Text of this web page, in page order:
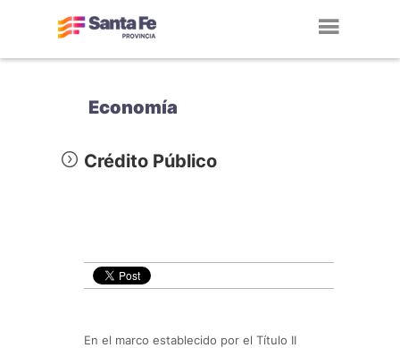
Economía
Crédito Público
En el marco establecido por el Título II